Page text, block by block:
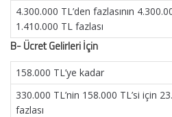
4.300.000 TL’den fazlasının
1.410.000 TL fazlası
B- Ücret Gelirleri İçin
158.000 TL’ye kadar
330.000 TL’nin 158.000 TL’si için
fazlası